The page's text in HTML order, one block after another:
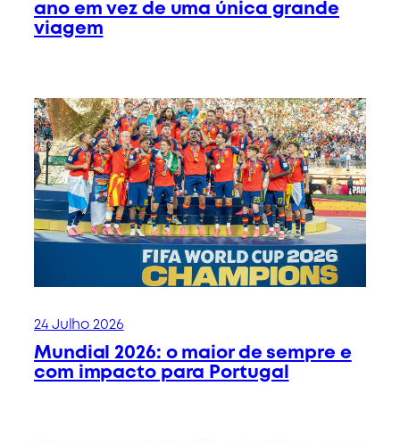
ano em vez de uma única grande
viagem
24 Julho 2026
Mundial 2026: o maior de sempre e
com impacto para Portugal